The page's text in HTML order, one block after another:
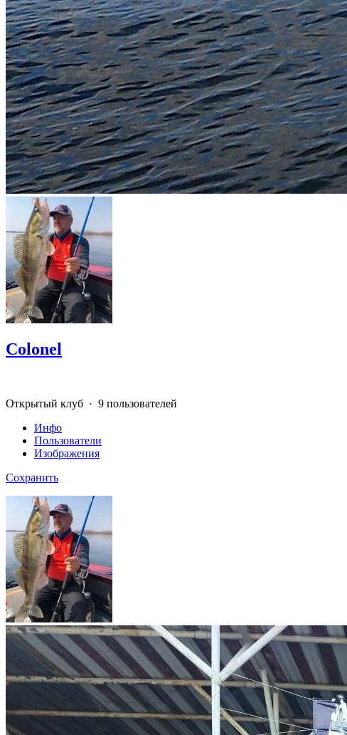
Colonel
Открытый клуб · 9 пользователей
Инфо
Пользователи
Изображения
Сохранить